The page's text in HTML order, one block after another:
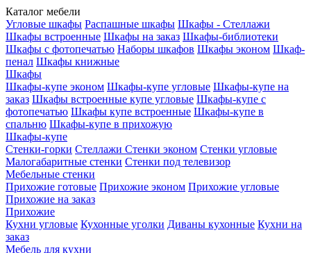
Каталог мебели
Угловые шкафы Распашные шкафы Шкафы - Стеллажи
Шкафы встроенные Шкафы на заказ Шкафы-библиотеки
Шкафы с фотопечатью Наборы шкафов Шкафы эконом Шкаф-
пенал Шкафы книжные
Шкафы
Шкафы-купе эконом Шкафы-купе угловые Шкафы-купе на
заказ Шкафы встроенные купе угловые Шкафы-купе с
фотопечатью Шкафы купе встроенные Шкафы-купе в
спальню Шкафы-купе в прихожую
Шкафы-купе
Стенки-горки Стеллажи Стенки эконом Стенки угловые
Малогабаритные стенки Стенки под телевизор
Мебельные стенки
Прихожие готовые Прихожие эконом Прихожие угловые
Прихожие на заказ
Прихожие
Кухни угловые Кухонные уголки Диваны кухонные Кухни на
заказ
Мебель для кухни